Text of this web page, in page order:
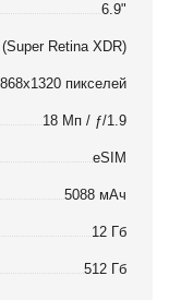
6.9"
Retina XDR)
пикселей
18 Мп / ƒ/1.9
eSIM
5088 мАч
12 Гб
512 Гб